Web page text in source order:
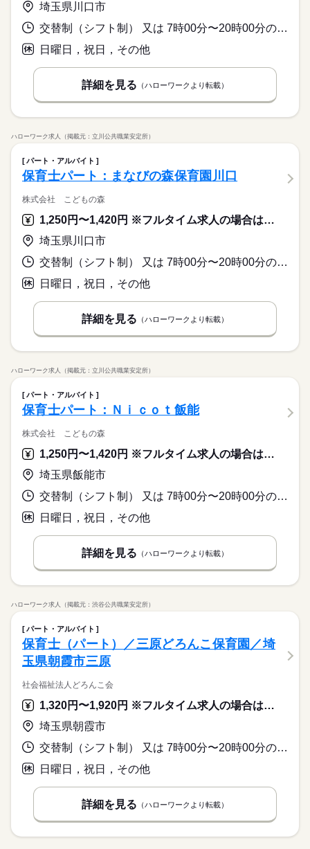
埼玉県川口市
交替制（シフト制） 又は 7時00分〜20時00分の時間の間の5時間以上
日曜日，祝日，その他
詳細を見る （ハローワークより転載）
ハローワーク求人（掲載元：立川公共職業安定所）
パート・アルバイト
保育士パート：まなびの森保育園川口
株式会社 こどもの森
1,250円〜1,420円 ※フルタイム求人の場合は月額（換算額）、パート求人の場合は時間額を表示しています。
埼玉県川口市
交替制（シフト制） 又は 7時00分〜20時00分の時間の間の5時間以上
日曜日，祝日，その他
詳細を見る （ハローワークより転載）
ハローワーク求人（掲載元：立川公共職業安定所）
パート・アルバイト
保育士パート：Ｎｉｃｏｔ飯能
株式会社 こどもの森
1,250円〜1,420円 ※フルタイム求人の場合は月額（換算額）、パート求人の場合は時間額を表示しています。
埼玉県飯能市
交替制（シフト制） 又は 7時00分〜20時00分の時間の間の5時間以上
日曜日，祝日，その他
詳細を見る （ハローワークより転載）
ハローワーク求人（掲載元：渋谷公共職業安定所）
パート・アルバイト
保育士（パート）／三原どろんこ保育園／埼
玉県朝霞市三原
社会福祉法人どろんこ会
1,320円〜1,920円 ※フルタイム求人の場合は月額（換算額）、パート求人の場合は時間額を表示しています。
埼玉県朝霞市
交替制（シフト制） 又は 7時00分〜20時00分の時間の間の4時間以上 就業時間に関する特記事項 ＊週２日、１日４時間～
日曜日，祝日，その他
詳細を見る （ハローワークより転載）